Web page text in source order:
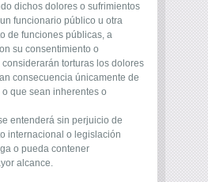
dichos dolores o sufrimientos
funcionario público u otra
de funciones públicas, a
su consentimiento o
torturas los dolores
consecuencia únicamente de
que sean inherentes o
entenderá sin perjuicio de
internacional o legislación
o pueda contener
alcance.